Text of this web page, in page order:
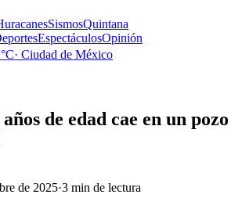
SismosQuintana
EspectáculosOpinión
°C· Ciudad de México
de edad cae en un pozo
de 2025·3 min de lectura